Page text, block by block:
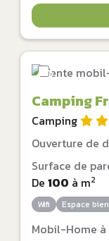
Camping
Camping
Ouverture de
Surface de
De 100 à m2
Wifi Espace
Mobil-Home